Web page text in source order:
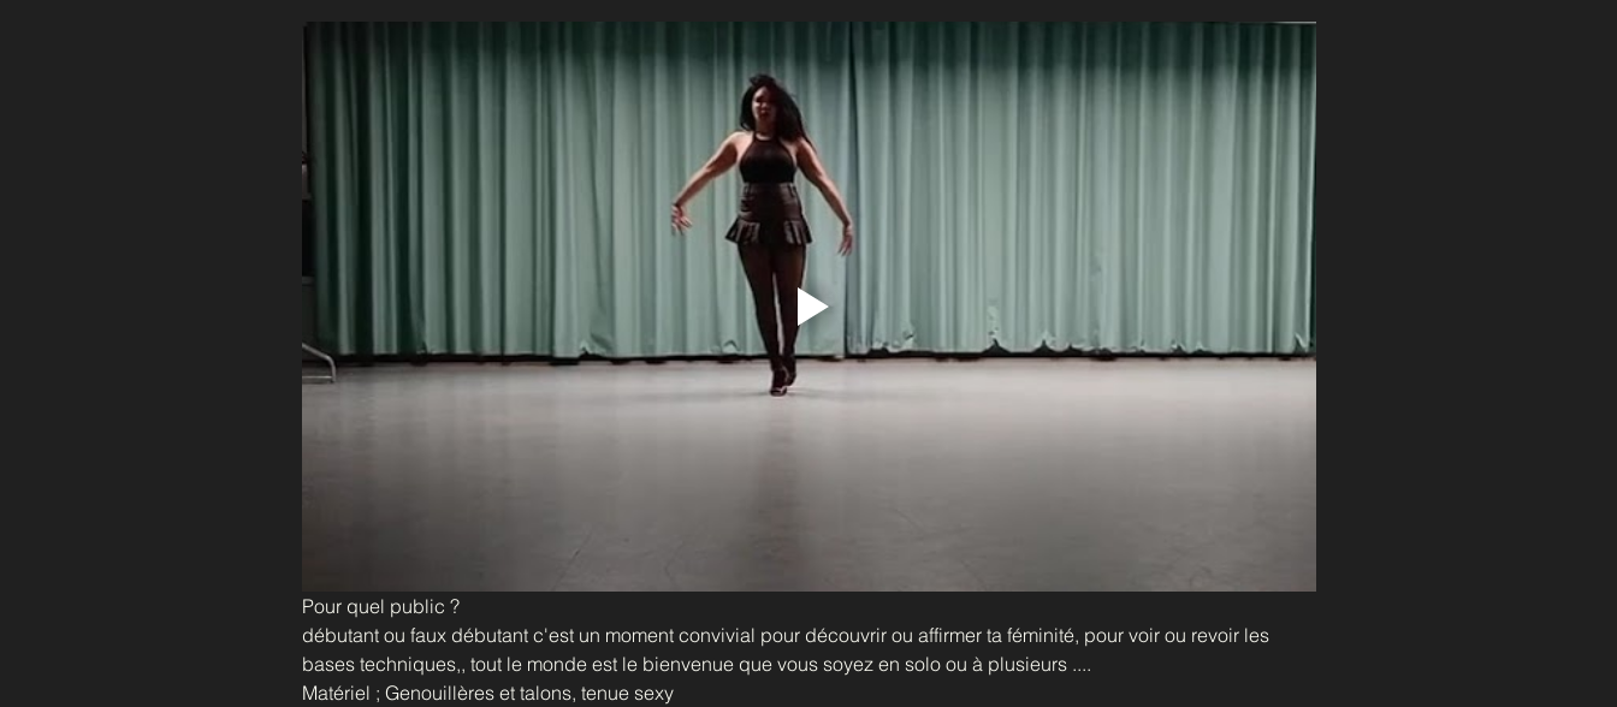
Pour quel public ?
débutant ou faux débutant c'est un moment convivial pour découvrir ou affirmer ta féminité, pour voir ou revoir les
bases techniques,, tout le monde est le bienvenue que vous soyez en solo ou à plusieurs ....
Matériel ; Genouillères et talons, tenue sexy